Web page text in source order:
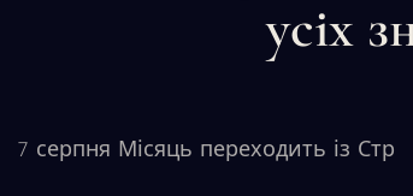
усіх
7 серпня Місяць переходить із Стр